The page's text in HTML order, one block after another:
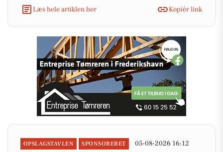
Læs hele artiklen her Kopiér link
OPSLAGSTAVLEN SPONSORERET 05-08-2026 16:12